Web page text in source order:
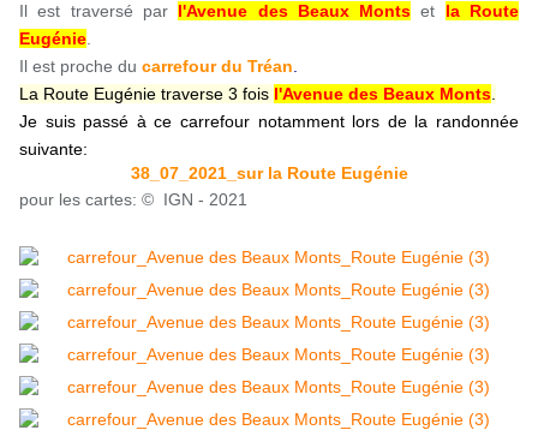
Il est traversé par l'Avenue des Beaux Monts et la Route
Eugénie
Il est proche du carrefour du Tréan
La Route Eugénie traverse 3 fois l'Avenue des Beaux Monts
Je suis passé à ce carrefour notamment lors de la randonnée
suivante:
38_07_2021_sur la Route Eugénie
pour les cartes: © IGN - 2021